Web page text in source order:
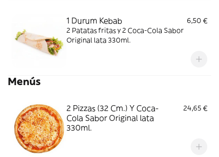
1 Durum Kebab
6,50 €
2 Patatas fritas y 2 Coca-Cola Sabor
Original lata 330ml.
Menús
2 Pizzas (32 Cm.) Y Coca-
Cola Sabor Original lata
330ml.
24,65 €